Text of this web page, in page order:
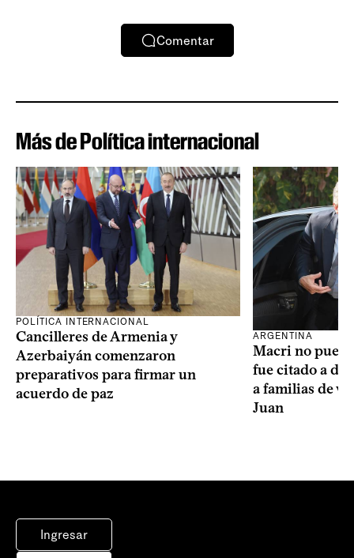
Comentar
Más de Política internacional
POLÍTICA INTERNACIONAL
Cancilleres de Armenia y
Azerbaiyán comenzaron
preparativos para firmar un
acuerdo de paz
ARGENTINA
Macri no
fue citado a
a familias de
Juan
Ingresar